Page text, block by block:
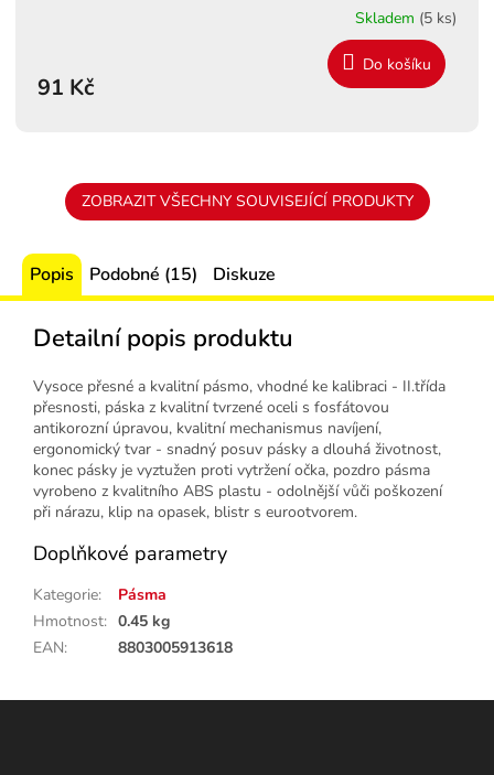
Skladem (5 ks)
91 Kč
Do košíku
ZOBRAZIT VŠECHNY SOUVISEJÍCÍ PRODUKTY
Popis Podobné (15) Diskuze
Detailní popis produktu
Vysoce přesné a kvalitní pásmo, vhodné ke kalibraci - II.třída
přesnosti, páska z kvalitní tvrzené oceli s fosfátovou
antikorozní úpravou, kvalitní mechanismus navíjení,
ergonomický tvar - snadný posuv pásky a dlouhá životnost,
konec pásky je vyztužen proti vytržení očka, pozdro pásma
vyrobeno z kvalitního ABS plastu - odolnější vůči poškození
při nárazu, klip na opasek, blistr s eurootvorem.
Doplňkové parametry
Kategorie:
Pásma
Hmotnost: 0.45 kg
EAN: 8803005913618